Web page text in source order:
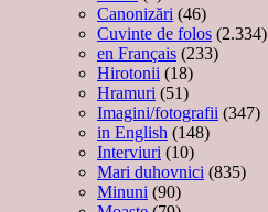
Canonizări (46)
Cuvinte de folos (2.334)
en Français (233)
Hirotonii (18)
Hramuri (51)
Imagini/fotografii (347)
in English (148)
Interviuri (10)
Mari duhovnici (835)
Minuni (90)